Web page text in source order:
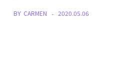
BY CARMEN 2020.05.06